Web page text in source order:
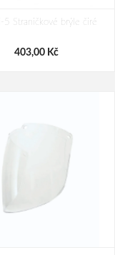
i-5 Straničkové brýle čiré
403,00 Kč